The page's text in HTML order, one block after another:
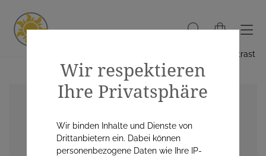
Hoher Kontrast
Wir respektieren
Ihre Privatsphäre
Wir binden Inhalte und Dienste von
Drittanbietern ein. Dabei können
personenbezogene Daten wie Ihre IP-